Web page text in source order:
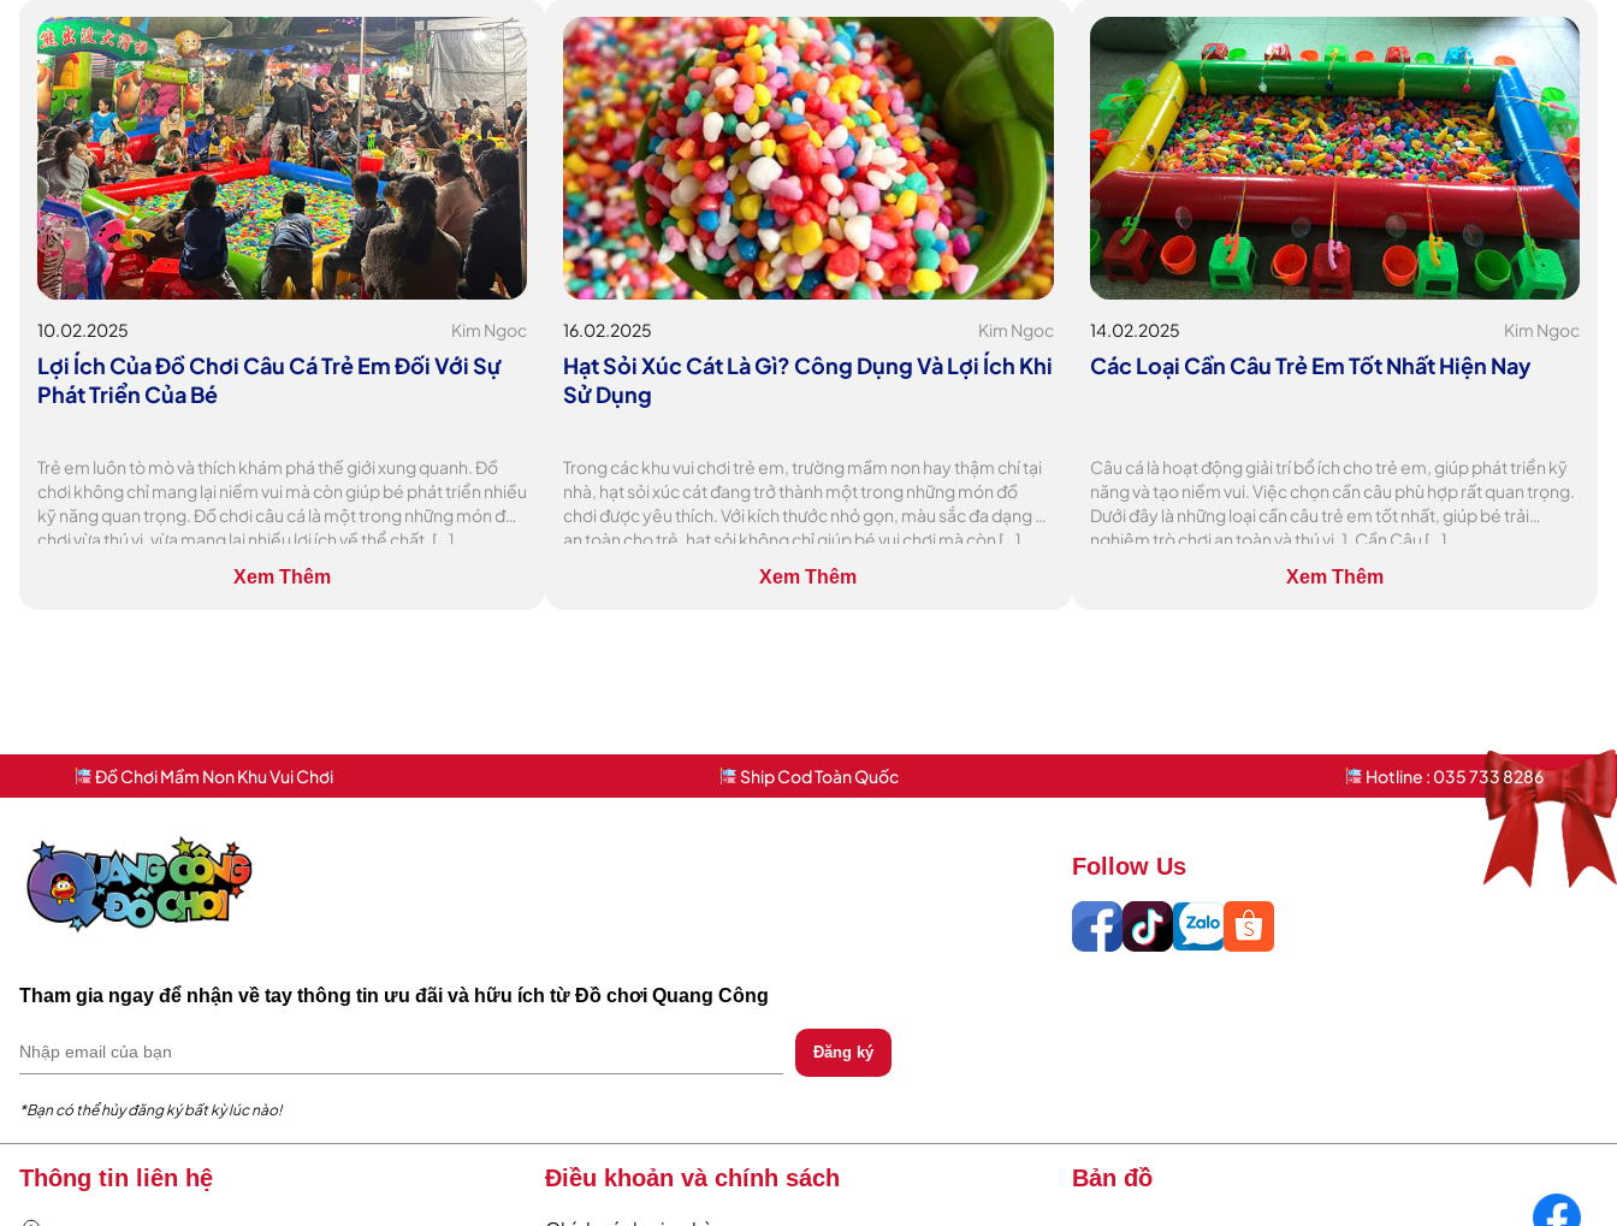
10.02.2025 Kim Ngoc
Lợi Ích Của Đồ Chơi Câu Cá Trẻ Em Đối Với Sự
Phát Triển Của Bé
Trẻ em luôn tò mò và thích khám phá thế giới xung quanh. Đồ
chơi không chỉ mang lại niềm vui mà còn giúp bé phát triển nhiều
kỹ năng quan trọng. Đồ chơi câu cá là một trong những món đồ
chơi vừa thú vị, vừa mang lại nhiều lợi ích về thể chất, […]
Xem Thêm
16.02.2025 Kim Ngoc
Hạt Sỏi Xúc Cát Là Gì? Công Dụng Và Lợi Ích Khi
Sử Dụng
Trong các khu vui chơi trẻ em, trường mầm non hay thậm chí tại
nhà, hạt sỏi xúc cát đang trở thành một trong những món đồ
chơi được yêu thích. Với kích thước nhỏ gọn, màu sắc đa dạng và
an toàn cho trẻ, hạt sỏi không chỉ giúp bé vui chơi mà còn […]
Xem Thêm
14.02.2025 Kim Ngoc
Các Loại Cần Câu Trẻ Em Tốt Nhất Hiện Nay
Câu cá là hoạt động giải trí bổ ích cho trẻ em, giúp phát triển kỹ
năng và tạo niềm vui. Việc chọn cần câu phù hợp rất quan trọng.
Dưới đây là những loại cần câu trẻ em tốt nhất, giúp bé trải
nghiệm trò chơi an toàn và thú vị. 1. Cần Câu […]
Xem Thêm
Đồ Chơi Mầm Non Khu Vui Chơi Ship Cod Toàn Quốc Hotline : 035 733 8286
Tham gia ngay để nhận về tay thông tin ưu đãi và hữu ích từ Đồ chơi Quang Công
*Bạn có thể hủy đăng ký bất kỳ lúc nào!
Follow Us
Thông tin liên hệ Điều khoản và chính sách Bản đồ